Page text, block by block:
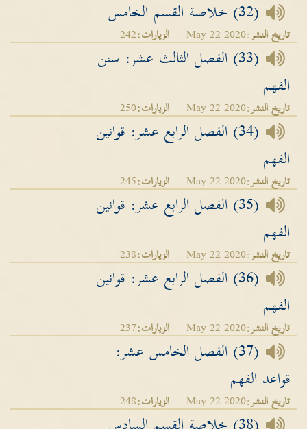
(32) خلاصة القسم الخامس
تاريخ النشر:May 22 2020 الزيارات:242
(33) الفصل الثالث عشر: سنن
الفهم
تاريخ النشر:May 22 2020 الزيارات:250
(34) الفصل الرابع عشر: قوانين
الفهم
تاريخ النشر:May 22 2020 الزيارات:245
(35) الفصل الرابع عشر: قوانين
الفهم
تاريخ النشر:May 22 2020 الزيارات:238
(36) الفصل الرابع عشر: قوانين
الفهم
تاريخ النشر:May 22 2020 الزيارات:237
(37) الفصل الخامس عشر:
قواعد الفهم
تاريخ النشر:May 22 2020 الزيارات:248